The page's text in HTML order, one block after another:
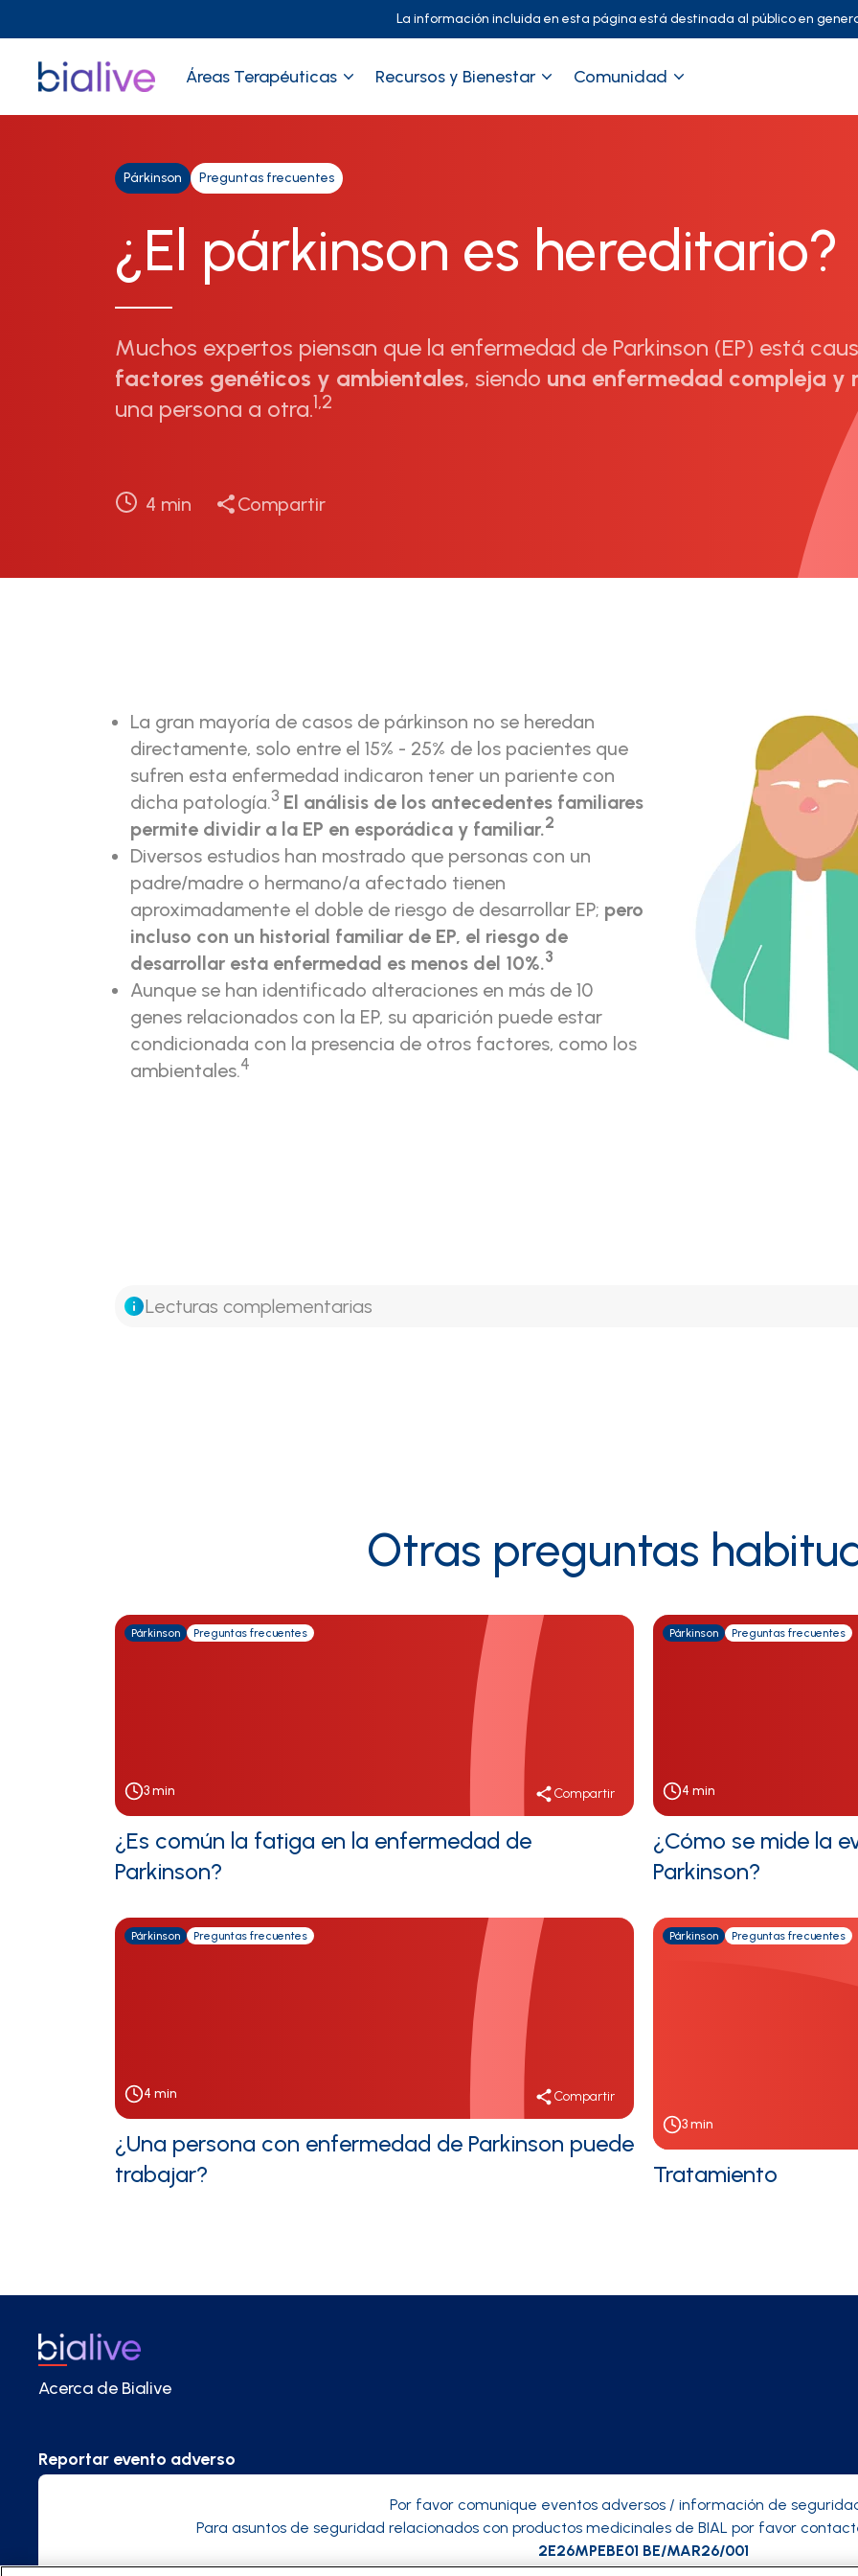
La información incluida en esta página está destinada al público en
Áreas Terapéuticas Recursos y Bienestar Comunidad
Párkinson Preguntas frecuentes
¿El párkinson es hereditario?
Muchos expertos piensan que la enfermedad de Parkinson (EP) está
factores genéticos y ambientales, siendo una enfermedad compleja
una persona a otra.1,2
4 min Compartir
La gran mayoría de casos de párkinson no se heredan
directamente, solo entre el 15% - 25% de los pacientes que
sufren esta enfermedad indicaron tener un pariente con
dicha patología.3 El análisis de los antecedentes familiares
permite dividir a la EP en esporádica y familiar.2
Diversos estudios han mostrado que personas con un
padre/madre o hermano/a afectado tienen
aproximadamente el doble de riesgo de desarrollar EP; pero
incluso con un historial familiar de EP, el riesgo de
desarrollar esta enfermedad es menos del 10%.3
Aunque se han identificado alteraciones en más de 10
genes relacionados con la EP, su aparición puede estar
condicionada con la presencia de otros factores, como los
ambientales.4
Lecturas complementarias
Otras preguntas
Párkinson Preguntas frecuentes
3min Compartir
¿Es común la fatiga en la enfermedad de
Parkinson?
Párkinson Preguntas frecuentes
4 min
¿Cómo se mide la
Parkinson?
Párkinson Preguntas frecuentes
4 min Compartir
¿Una persona con enfermedad de Parkinson puede
trabajar?
Párkinson Preguntas frecuentes
3min
Tratamiento
Acerca de Bialive
Reportar evento adverso
Por favor comunique eventos adversos / información de
Para asuntos de seguridad relacionados con productos medicinales de BIAL por favor
2E26MPEBE01 BE/MAR26/001